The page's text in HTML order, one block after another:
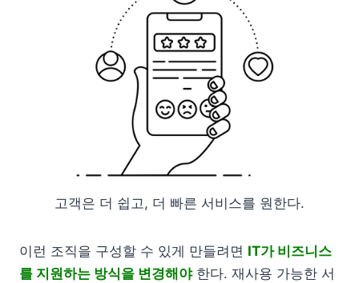
고객은 더 쉽고, 더 빠른 서비스를 원한다.
이런 조직을 구성할 수 있게 만들려면 IT가 비즈니스
를 지원하는 방식을 변경해야한다. 재사용 가능한 서